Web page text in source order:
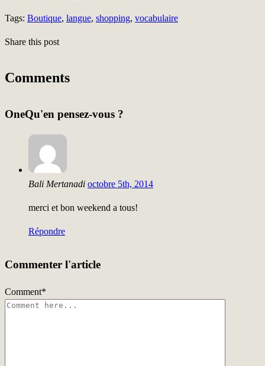
Tags: Boutique, langue, shopping, vocabulaire
Share this post
Comments
OneQu'en pensez-vous ?
Bali Mertanadi octobre 5th, 2014
merci et bon weekend a tous!
Répondre
Commenter l'article
Comment*